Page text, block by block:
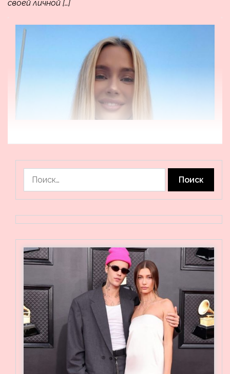
своей личной […]